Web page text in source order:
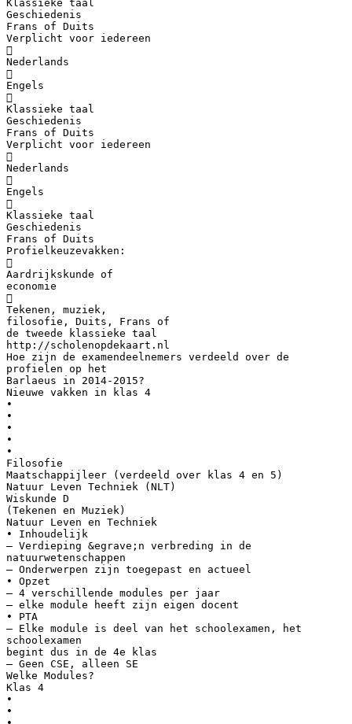
Klassieke taal
Geschiedenis
Frans of Duits
Verplicht voor iedereen

Nederlands

Engels

Klassieke taal
Geschiedenis
Frans of Duits
Verplicht voor iedereen

Nederlands

Engels

Klassieke taal
Geschiedenis
Frans of Duits
Profielkeuzevakken:

Aardrijkskunde of
economie

Tekenen, muziek,
filosofie, Duits, Frans of
de tweede klassieke taal
http://scholenopdekaart.nl
Hoe zijn de examendeelnemers verdeeld over de
profielen op het
Barlaeus in 2014-2015?
Nieuwe vakken in klas 4
•
•
•
•
•
Filosofie
Maatschappijleer (verdeeld over klas 4 en 5)
Natuur Leven Techniek (NLT)
Wiskunde D
(Tekenen en Muziek)
Natuur Leven en Techniek
• Inhoudelijk
– Verdieping &egrave;n verbreding in de
natuurwetenschappen
– Onderwerpen zijn toegepast en actueel
• Opzet
– 4 verschillende modules per jaar
– elke module heeft zijn eigen docent
• PTA
– Elke module is deel van het schoolexamen, het
schoolexamen
begint dus in de 4e klas
– Geen CSE, alleen SE
Welke Modules?
Klas 4
•
•